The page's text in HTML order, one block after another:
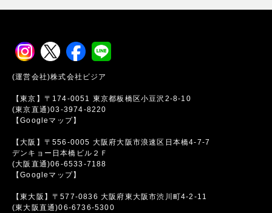
(運営会社)株式会社ビジア
【東京】〒174-0051 東京都板橋区小豆沢2-8-10
(東京直通)03-3974-8220
【Googleマップ】
【大阪】〒556-0005 大阪府大阪市浪速区日本橋4-7-7
デンキョー日本橋ビル２Ｆ
(大阪直通)06-6533-7188
【Googleマップ】
【東大阪】〒577-0836 大阪府東大阪市渋川町4-2-11
(東大阪直通)06-6736-5300